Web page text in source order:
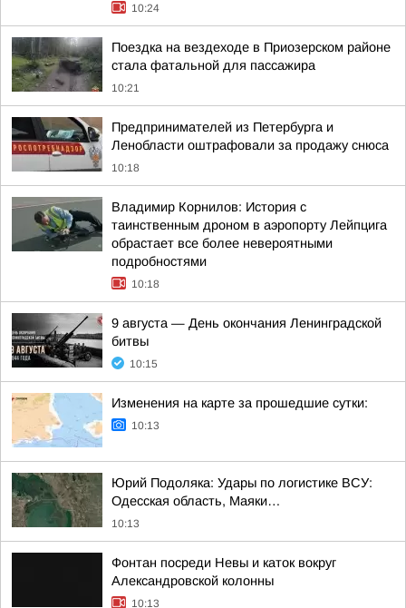
10:24
Поездка на вездеходе в Приозерском районе
стала фатальной для пассажира
10:21
Предпринимателей из Петербурга и
Ленобласти оштрафовали за продажу снюса
10:18
Владимир Корнилов: История с
таинственным дроном в аэропорту Лейпцига
обрастает все более невероятными
подробностями
10:18
9 августа — День окончания Ленинградской
битвы
10:15
Изменения на карте за прошедшие сутки:
10:13
Юрий Подоляка: Удары по логистике ВСУ:
Одесская область, Маяки…
10:13
Фонтан посреди Невы и каток вокруг
Александровской колонны
10:13